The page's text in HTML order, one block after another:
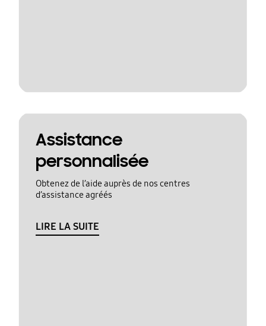
Assistance
personnalisée
Obtenez de l’aide auprès de nos centres
d’assistance agréés
LIRE LA SUITE